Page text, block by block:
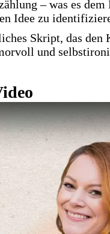
– was es
Idee zu
Skript, das den
und